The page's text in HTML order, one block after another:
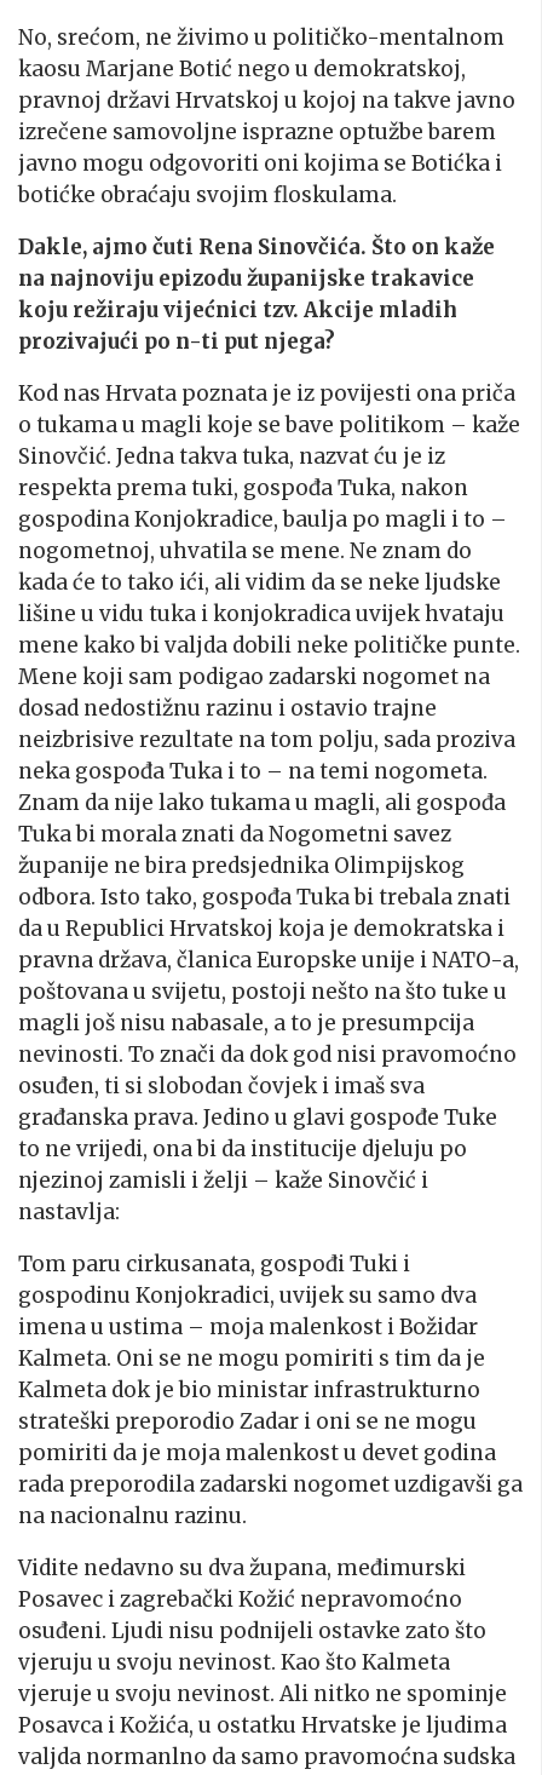
No, srećom, ne živimo u političko-mentalnom
kaosu Marjane Botić nego u demokratskoj,
pravnoj državi Hrvatskoj u kojoj na takve javno
izrečene samovoljne isprazne optužbe barem
javno mogu odgovoriti oni kojima se Botićka i
botićke obraćaju svojim floskulama.
Dakle, ajmo čuti Rena Sinovčića. Što on kaže
na najnoviju epizodu županijske trakavice
koju režiraju vijećnici tzv. Akcije mladih
prozivajući po n-ti put njega?
Kod nas Hrvata poznata je iz povijesti ona priča
o tukama u magli koje se bave politikom – kaže
Sinovčić. Jedna takva tuka, nazvat ću je iz
respekta prema tuki, gospođa Tuka, nakon
gospodina Konjokradice, baulja po magli i to –
nogometnoj, uhvatila se mene. Ne znam do
kada će to tako ići, ali vidim da se neke ljudske
lišine u vidu tuka i konjokradica uvijek hvataju
mene kako bi valjda dobili neke političke punte.
Mene koji sam podigao zadarski nogomet na
dosad nedostižnu razinu i ostavio trajne
neizbrisive rezultate na tom polju, sada proziva
neka gospođa Tuka i to – na temi nogometa.
Znam da nije lako tukama u magli, ali gospođa
Tuka bi morala znati da Nogometni savez
županije ne bira predsjednika Olimpijskog
odbora. Isto tako, gospođa Tuka bi trebala znati
da u Republici Hrvatskoj koja je demokratska i
pravna država, članica Europske unije i NATO-a,
poštovana u svijetu, postoji nešto na što tuke u
magli još nisu nabasale, a to je presumpcija
nevinosti. To znači da dok god nisi pravomoćno
osuđen, ti si slobodan čovjek i imaš sva
građanska prava. Jedino u glavi gospođe Tuke
to ne vrijedi, ona bi da institucije djeluju po
njezinoj zamisli i želji – kaže Sinovčić i
nastavlja:
Tom paru cirkusanata, gospođi Tuki i
gospodinu Konjokradici, uvijek su samo dva
imena u ustima – moja malenkost i Božidar
Kalmeta. Oni se ne mogu pomiriti s tim da je
Kalmeta dok je bio ministar infrastrukturno
strateški preporodio Zadar i oni se ne mogu
pomiriti da je moja malenkost u devet godina
rada preporodila zadarski nogomet uzdigavši ga
na nacionalnu razinu.
Vidite nedavno su dva župana, međimurski
Posavec i zagrebački Kožić nepravomoćno
osuđeni. Ljudi nisu podnijeli ostavke zato što
vjeruju u svoju nevinost. Kao što Kalmeta
vjeruje u svoju nevinost. Ali nitko ne spominje
Posavca i Kožića, u ostatku Hrvatske je ljudima
valjda normanlno da samo pravomoćna sudska